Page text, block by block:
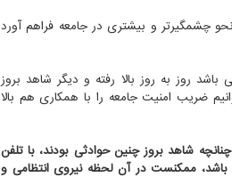
چشمگیرتر و بیشتری در جامعه فراهم آورد
باشد روز به روز بالا رفته و دیگر شاهد بروز
ضریب امنیت جامعه را با همکاری هم بالا
شاهد بروز چنین حوادثی بودند، با تلفن
ممکنست در آن لحظه نیروی انتظامی و